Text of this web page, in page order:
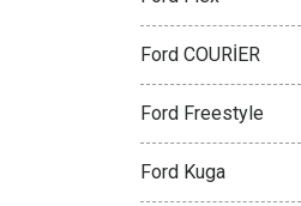
Ford COURİER
Ford Freestyle
Ford Kuga